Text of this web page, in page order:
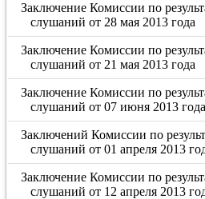
Заключение Комиссии по
слушаний от 28 мая 2013 года
Заключение Комиссии по
слушаний от 21 мая 2013 года
Заключение Комиссии по
слушаний от 07 июня 2013 года
Заключений Комиссии по
слушаний от 01 апреля 2013
Заключение Комиссии по
слушаний от 12 апреля 2013